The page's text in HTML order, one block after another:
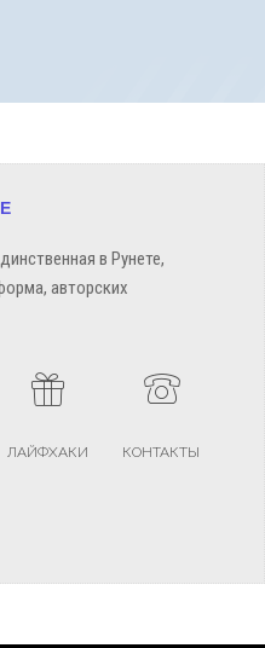
в Рунете,
авторских
ЛАЙФХАКИ КОНТАКТЫ